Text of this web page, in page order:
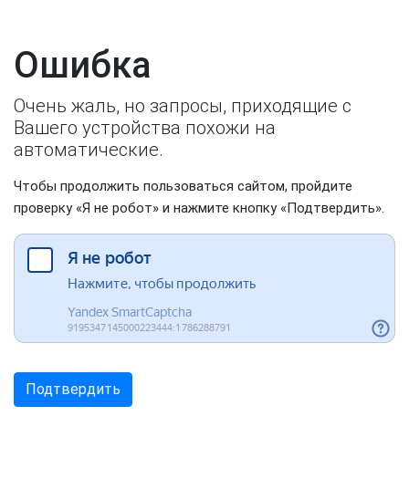
Ошибка
Очень жаль, но запросы, приходящие с
Вашего устройства похожи на
автоматические.
Чтобы продолжить пользоваться сайтом, пройдите
проверку «Я не робот» и нажмите кнопку «Подтвердить».